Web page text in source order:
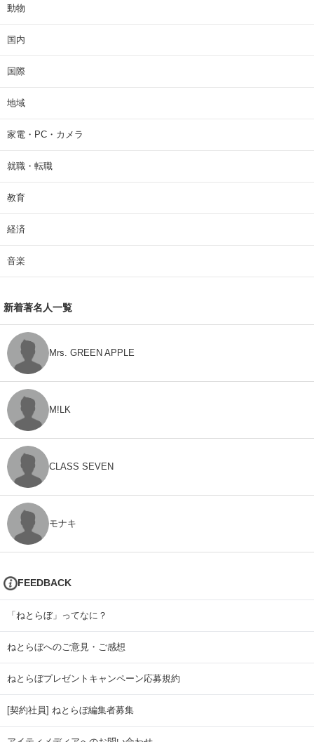
動物
国内
国際
地域
家電・PC・カメラ
就職・転職
教育
経済
音楽
新着著名人一覧
Mrs. GREEN APPLE
M!LK
CLASS SEVEN
モナキ
FEEDBACK
「ねとらぼ」ってなに？
ねとらぼへのご意見・ご感想
ねとらぼプレゼントキャンペーン応募規約
[契約社員] ねとらぼ編集者募集